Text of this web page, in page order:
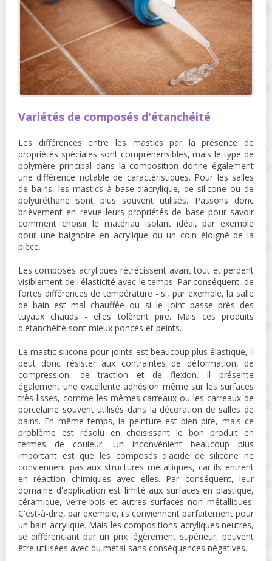
Variétés de composés d'étanchéité
Les différences entre les mastics par la présence de
propriétés spéciales sont compréhensibles, mais le type de
polymère principal dans la composition donne également
une différence notable de caractéristiques. Pour les salles
de bains, les mastics à base d’acrylique, de silicone ou de
polyuréthane sont plus souvent utilisés. Passons donc
brièvement en revue leurs propriétés de base pour savoir
comment choisir le matériau isolant idéal, par exemple
pour une baignoire en acrylique ou un coin éloigné de la
pièce.
Les composés acryliques rétrécissent avant tout et perdent
visiblement de l'élasticité avec le temps. Par conséquent, de
fortes différences de température - si, par exemple, la salle
de bain est mal chauffée ou si le joint passe près des
tuyaux chauds - elles tolèrent pire. Mais ces produits
d'étanchéité sont mieux poncés et peints.
Le mastic silicone pour joints est beaucoup plus élastique, il
peut donc résister aux contraintes de déformation, de
compression, de traction et de flexion. Il présente
également une excellente adhésion même sur les surfaces
très lisses, comme les mêmes carreaux ou les carreaux de
porcelaine souvent utilisés dans la décoration de salles de
bains. En même temps, la peinture est bien pire, mais ce
problème est résolu en choisissant le bon produit en
termes de couleur. Un inconvénient beaucoup plus
important est que les composés d'acide de silicone ne
conviennent pas aux structures métalliques, car ils entrent
en réaction chimiques avec elles. Par conséquent, leur
domaine d'application est limité aux surfaces en plastique,
céramique, verre-bois et autres surfaces non métalliques.
C'est-à-dire, par exemple, ils conviennent parfaitement pour
un bain acrylique. Mais les compositions acryliques neutres,
se différenciant par un prix légèrement supérieur, peuvent
être utilisées avec du métal sans conséquences négatives.